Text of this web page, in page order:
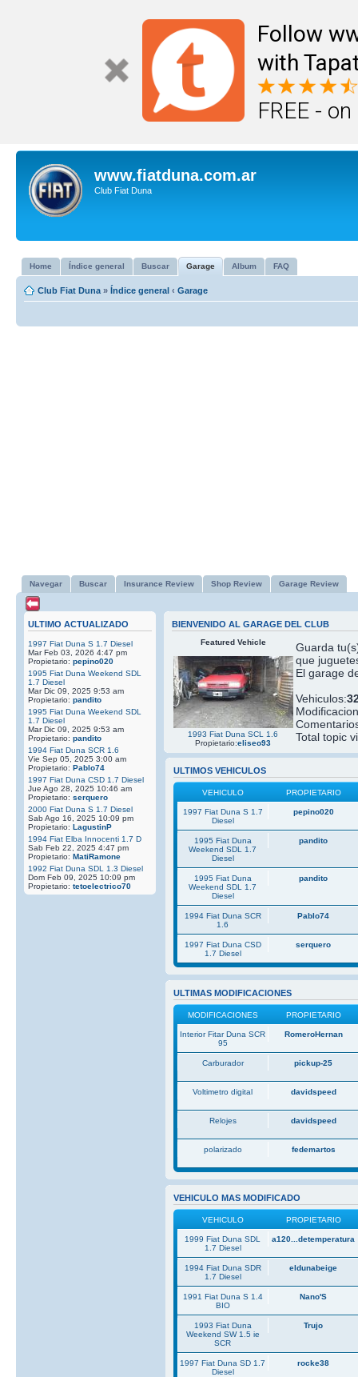
Follow
with
FREE -
www.fiatduna.com.ar
Club Fiat Duna
Home Índice general Buscar Garage Album FAQ
Club Fiat Duna » Índice general ‹ Garage
Navegar Buscar Insurance Review Shop Review Garage Review
ULTIMO ACTUALIZADO
1997 Fiat Duna S 1.7 Diesel
Mar Feb 03, 2026 4:47 pm
Propietario: pepino020
1995 Fiat Duna Weekend SDL
1.7 Diesel
Mar Dic 09, 2025 9:53 am
Propietario: pandito
1995 Fiat Duna Weekend SDL
1.7 Diesel
Mar Dic 09, 2025 9:53 am
Propietario: pandito
1994 Fiat Duna SCR 1.6
Vie Sep 05, 2025 3:00 am
Propietario: Pablo74
1997 Fiat Duna CSD 1.7 Diesel
Jue Ago 28, 2025 10:46 am
Propietario: serquero
2000 Fiat Duna S 1.7 Diesel
Sab Ago 16, 2025 10:09 pm
Propietario: LagustinP
1994 Fiat Elba Innocenti 1.7 D
Sab Feb 22, 2025 4:47 pm
Propietario: MatiRamone
1992 Fiat Duna SDL 1.3 Diesel
Dom Feb 09, 2025 10:09 pm
Propietario: tetoelectrico70
BIENVENIDO AL GARAGE DEL CLUB
Featured Vehicle
1993 Fiat Duna SCL 1.6
Propietario:eliseo93
Guarda
que
El garage
Vehiculos:
Total topic
ULTIMOS VEHICULOS
VEHICULO PROPIETARIO
1997 Fiat Duna S 1.7
Diesel
pepino020
1995 Fiat Duna
Weekend SDL 1.7
Diesel
pandito
1995 Fiat Duna
Weekend SDL 1.7
Diesel
pandito
1994 Fiat Duna SCR
1.6
Pablo74
1997 Fiat Duna CSD
1.7 Diesel
serquero
ULTIMAS MODIFICACIONES
MODIFICACIONES PROPIETARIO
Interior Fitar Duna SCR
95
RomeroHernan
Carburador pickup-25
Voltimetro digital davidspeed
Relojes davidspeed
polarizado fedemartos
VEHICULO MAS MODIFICADO
VEHICULO PROPIETARIO
1999 Fiat Duna SDL
1.7 Diesel
a120...detemperatura
1994 Fiat Duna SDR
1.7 Diesel
eldunabeige
1991 Fiat Duna S 1.4
BIO
Nano'S
1993 Fiat Duna
Weekend SW 1.5 ie
SCR
Trujo
1997 Fiat Duna SD 1.7
Diesel
rocke38